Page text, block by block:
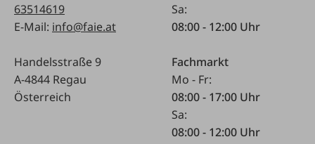
63514619
E-Mail: info@faie.at
Handelsstraße 9
A-4844 Regau
Österreich
Sa:
08:00 - 12:00 Uhr
Fachmarkt
Mo - Fr:
08:00 - 17:00 Uhr
Sa:
08:00 - 12:00 Uhr